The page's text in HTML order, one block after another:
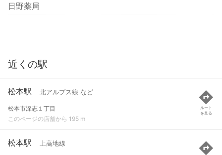
日野薬局
近くの駅
松本駅 北アルプス線 など
松本市深志１丁目
このページの店舗から 195 m
ルート
を見る
松本駅 上高地線